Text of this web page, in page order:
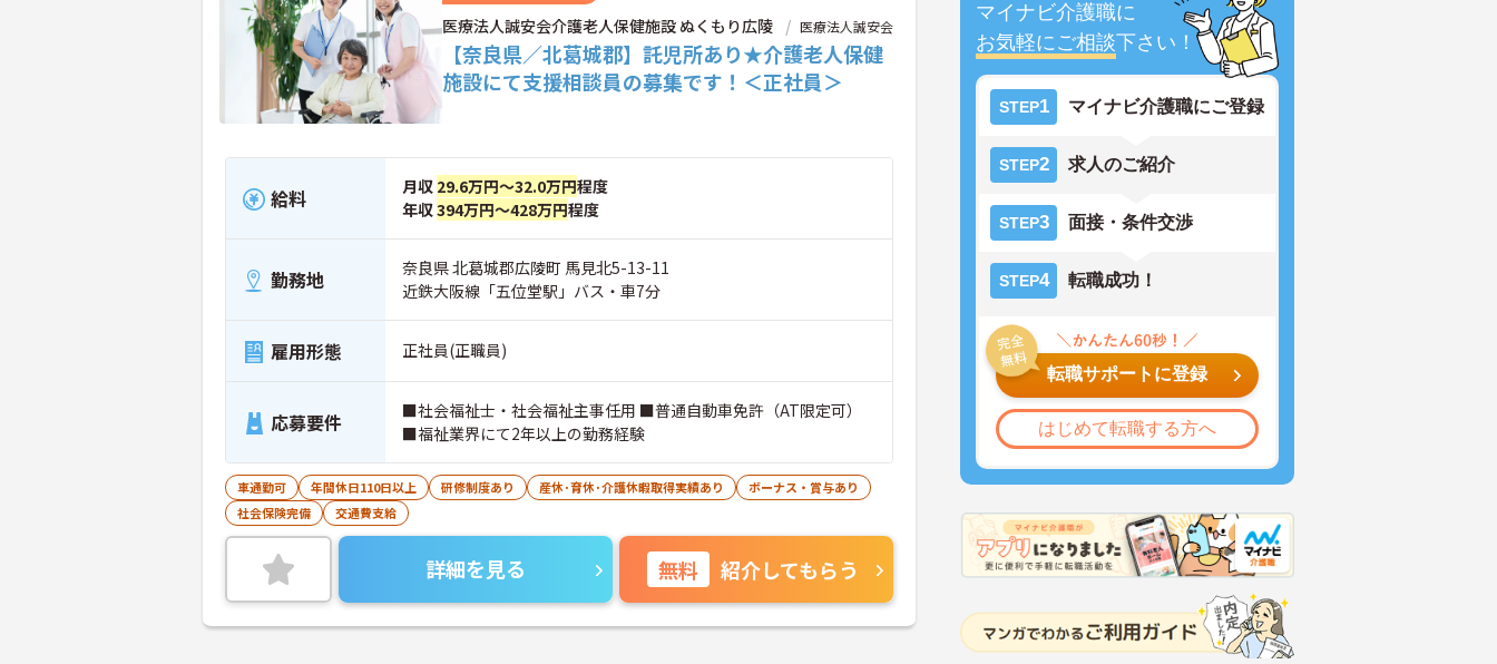
マイナビ介護職に
お気軽にご相談下さい！
STEP1 マイナビ介護職にご登録
STEP2 求人のご紹介
STEP3 面接・条件交渉
STEP4 転職成功！
転職サポートに登録
はじめて転職する方へ
医療法人誠安会介護老人保健施設 ぬくもり広陵 医療法人誠安会
【奈良県／北葛城郡】託児所あり★介護老人保健
施設にて支援相談員の募集です！＜正社員＞
給料 月収 29.6万円～32.0万円程度
年収394万円～428万円程度
勤務地
奈良県 北葛城郡広陵町 馬見北5-13-11
近鉄大阪線「五位堂駅」バス・車7分
雇用形態 正社員(正職員)
応募要件
■社会福祉士・社会福祉主事任用 ■普通自動車免許（AT限定可）
■福祉業界にて2年以上の勤務経験
車通勤可 年間休日110日以上 研修制度あり 産休･育休･介護休暇取得実績あり
ボーナス・賞与あり
社会保険完備
交通費支給
詳細を見る 無料 紹介してもらう